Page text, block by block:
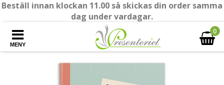
Beställ innan klockan 11.00 så skickas din order samma
dag under vardagar.
MENY
0